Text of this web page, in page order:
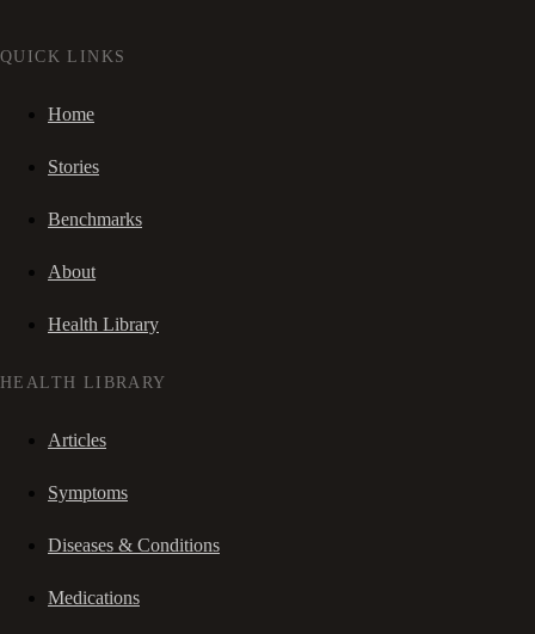
QUICK LINKS
Home
Stories
Benchmarks
About
Health Library
HEALTH LIBRARY
Articles
Symptoms
Diseases & Conditions
Medications